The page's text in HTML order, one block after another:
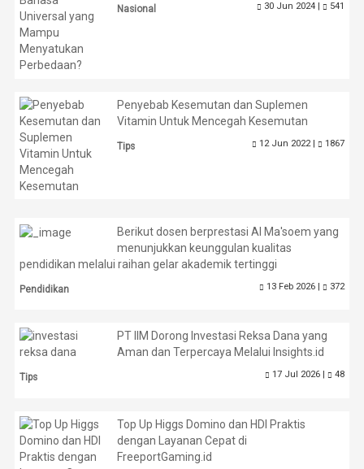
Nasional 30 Jun 2024 | 541
Penyebab Kesemutan dan Suplemen
Vitamin Untuk Mencegah Kesemutan
Tips 12 Jun 2022 | 1867
Berikut dosen berprestasi Al Ma'soem yang
menunjukkan keunggulan kualitas
pendidikan melalui raihan gelar akademik tertinggi
Pendidikan 13 Feb 2026 | 372
PT IIM Dorong Investasi Reksa Dana yang
Aman dan Terpercaya Melalui Insights.id
Tips 17 Jul 2026 | 48
Top Up Higgs Domino dan HDI Praktis
dengan Layanan Cepat di
FreeportGaming.id